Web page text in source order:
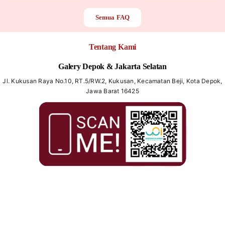
Semua FAQ
Tentang Kami
Galery Depok & Jakarta Selatan
Jl. Kukusan Raya No.10, RT.5/RW.2, Kukusan, Kecamatan Beji, Kota Depok,
Jawa Barat 16425